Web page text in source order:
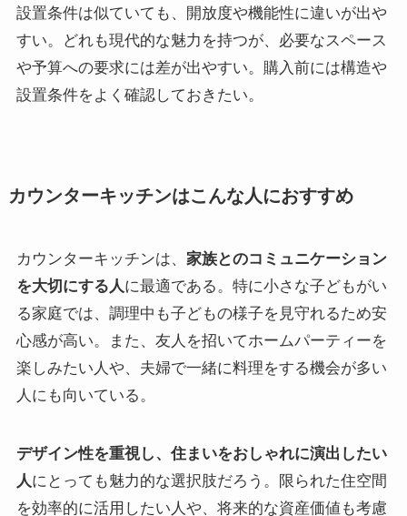
設置条件は似ていても、開放度や機能性に違いが出や
すい。どれも現代的な魅力を持つが、必要なスペース
や予算への要求には差が出やすい。購入前には構造や
設置条件をよく確認しておきたい。
カウンターキッチンはこんな人におすすめ
カウンターキッチンは、 家族とのコミュニケーション
を大切にする人に最適である。特に小さな子どもがい
る家庭では、調理中も子どもの様子を見守れるため安
心感が高い。また、友人を招いてホームパーティーを
楽しみたい人や、夫婦で一緒に料理をする機会が多い
人にも向いている。
デザイン性を重視し、住まいをおしゃれに演出したい
人にとっても魅力的な選択肢だろう。限られた住空間
を効率的に活用したい人や、将来的な資産価値も考慮